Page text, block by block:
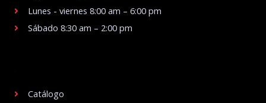
Lunes - viernes 8:00 am – 6:00 pm
Sábado 8:30 am – 2:00 pm
Catálogo